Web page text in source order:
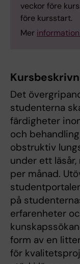
veckor före
före kursstart.
Mer
Det
studenterna
färdigheter
och
obstruktiv
under ett
per månad.
på
erfarenheter
form av en
för